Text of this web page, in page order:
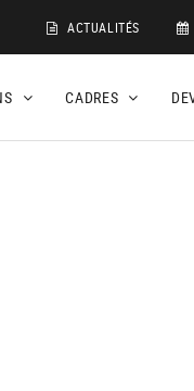
ACTUALITÉS
CADRES